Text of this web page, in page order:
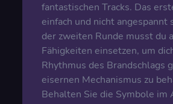
fantastischen Tracks. Das
einfach und nicht angespannt
der zweiten Runde musst du
Fähigkeiten einsetzen, um
Rhythmus des Brandschlags
eisernen Mechanismus zu
Behalten Sie die Symbole im